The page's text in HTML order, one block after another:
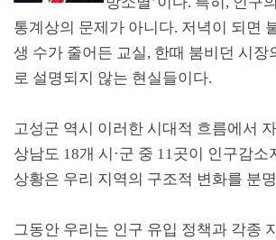
통계상의 문제가 아니다. 저녁이 되면
생 수가 줄어든 교실, 한때 붐비던 시장
로 설명되지 않는 현실들이다.
고성군 역시 이러한 시대적 흐름에서
상남도 18개 시 ·군 중 11곳이 인구감소
상황은 우리 지역의 구조적 변화를 분
그동안 우리는 인구 유입 정책과 각종